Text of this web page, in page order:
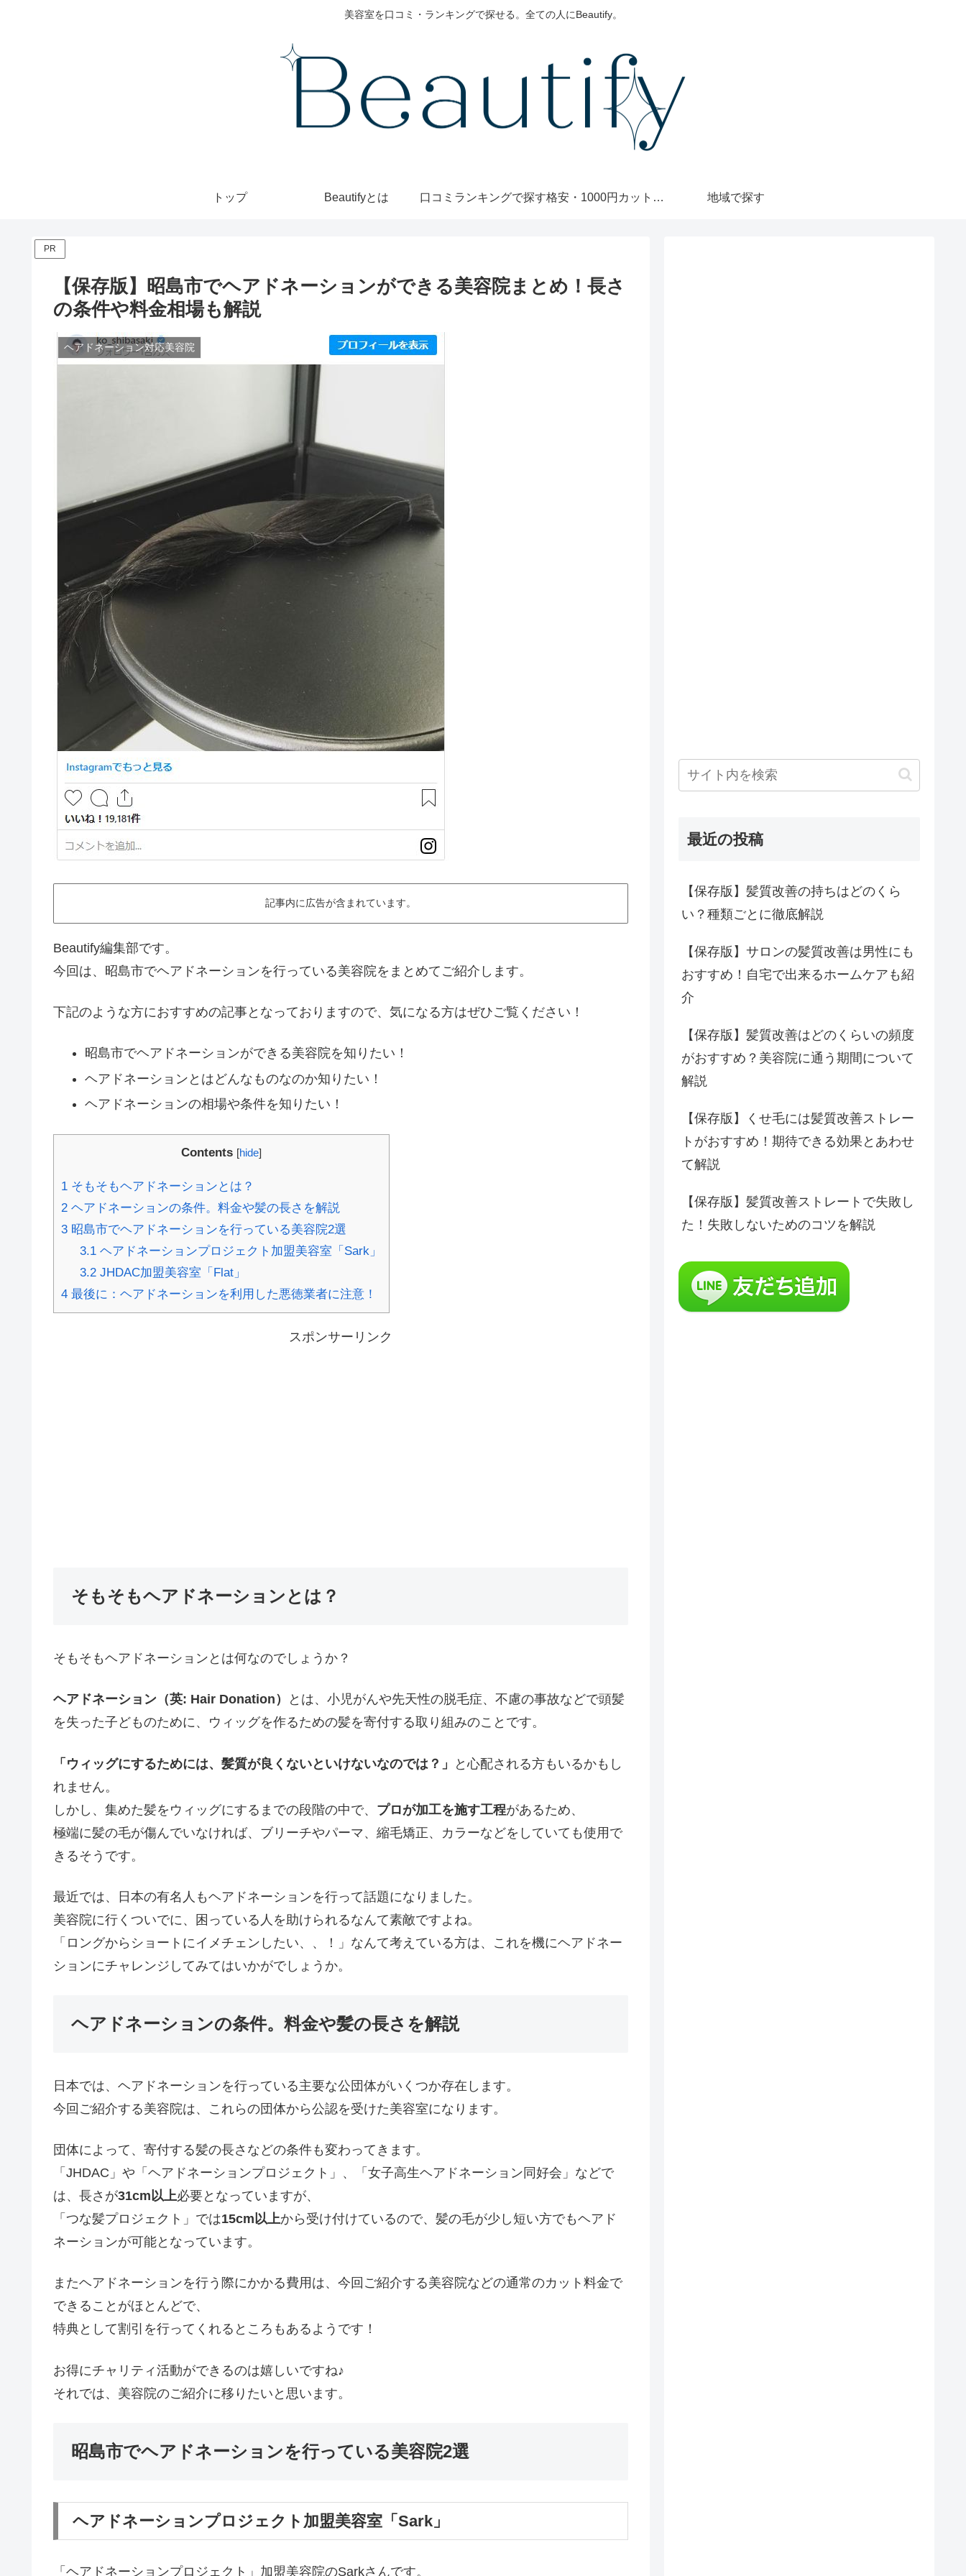
美容室を口コミ・ランキングで探せる。全ての人にBeautify。
トップ Beautifyとは 口コミランキングで探す 格安・1000円カットで探す 地域で探す
PR
【保存版】昭島市でヘアドネーションができる美容院まとめ！長さ
の条件や料金相場も解説
ヘアドネーション対応美容院
記事内に広告が含まれています。
Beautify編集部です。
今回は、昭島市でヘアドネーションを行っている美容院をまとめてご紹介します。
下記のような方におすすめの記事となっておりますので、気になる方はぜひご覧ください！
昭島市でヘアドネーションができる美容院を知りたい！
ヘアドネーションとはどんなものなのか知りたい！
ヘアドネーションの相場や条件を知りたい！
Contents [hide]
1 そもそもヘアドネーションとは？
2 ヘアドネーションの条件。料金や髪の長さを解説
3 昭島市でヘアドネーションを行っている美容院2選
3.1ヘアドネーションプロジェクト加盟美容室「Sark」
3.2JHDAC加盟美容室「Flat」
4 最後に：ヘアドネーションを利用した悪徳業者に注意！
スポンサーリンク
そもそもヘアドネーションとは？
そもそもヘアドネーションとは何なのでしょうか？
ヘアドネーション（英: Hair Donation）
とは、小児がんや先天性の脱毛症、不慮の事故などで頭髪
を失った子どものために、ウィッグを作るための髪を寄付する取り組みのことです。
「ウィッグにするためには、髪質が良くないといけないなのでは？」
と心配される方もいるかもし
れません。
しかし、集めた髪をウィッグにするまでの段階の中で、 プロが加工を施す工程があるため、
極端に髪の毛が傷んでいなければ、ブリーチやパーマ、縮毛矯正、カラーなどをしていても使用で
きるそうです。
最近では、日本の有名人もヘアドネーションを行って話題になりました。
美容院に行くついでに、困っている人を助けられるなんて素敵ですよね。
「ロングからショートにイメチェンしたい、、！」なんて考えている方は、これを機にヘアドネー
ションにチャレンジしてみてはいかがでしょうか。
ヘアドネーションの条件。料金や髪の長さを解説
日本では、ヘアドネーションを行っている主要な公団体がいくつか存在します。
今回ご紹介する美容院は、これらの団体から公認を受けた美容室になります。
団体によって、寄付する髪の長さなどの条件も変わってきます。
「JHDAC」や「ヘアドネーションプロジェクト」、「女子高生ヘアドネーション同好会」などで
は、長さが31cm以上必要となっていますが、
「つな髪プロジェクト」では15cm以上から受け付けているので、髪の毛が少し短い方でもヘアド
ネーションが可能となっています。
またヘアドネーションを行う際にかかる費用は、今回ご紹介する美容院などの通常のカット料金で
できることがほとんどで、
特典として割引を行ってくれるところもあるようです！
お得にチャリティ活動ができるのは嬉しいですね♪
それでは、美容院のご紹介に移りたいと思います。
昭島市でヘアドネーションを行っている美容院2選
ヘアドネーションプロジェクト加盟美容室「Sark」
「ヘアドネーションプロジェクト」加盟美容院のSarkさんです。
最近の投稿
【保存版】髪質改善の持ちはどのくら
い？種類ごとに徹底解説
【保存版】サロンの髪質改善は男性にも
おすすめ！自宅で出来るホームケアも紹
介
【保存版】髪質改善はどのくらいの頻度
がおすすめ？美容院に通う期間について
解説
【保存版】くせ毛には髪質改善ストレー
トがおすすめ！期待できる効果とあわせ
て解説
【保存版】髪質改善ストレートで失敗し
た！失敗しないためのコツを解説